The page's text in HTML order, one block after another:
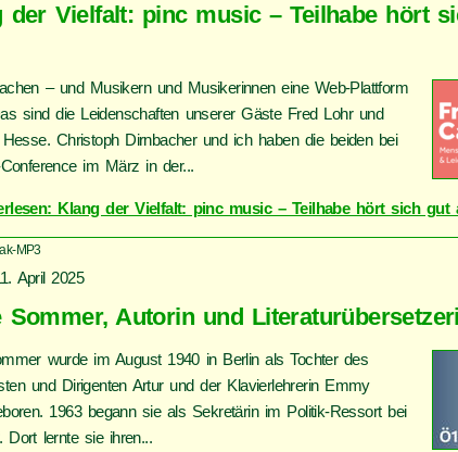
der Vielfalt: pinc music – Teilhabe hört
– und Musikern und Musikerinnen eine Web-Plattform
sind die Leidenschaften unserer Gäste Fred Lohr und
Christoph Dirnbacher und ich haben die beiden bei
im März in der...
Klang der Vielfalt: pinc music – Teilhabe hört sich gut
MP3
April 2025
Sommer, Autorin und
wurde im August 1940 in Berlin als Tochter des
und Dirigenten Artur und der Klavierlehrerin Emmy
1963 begann sie als Sekretärin im Politik-Ressort bei
Dort lernte sie ihren...